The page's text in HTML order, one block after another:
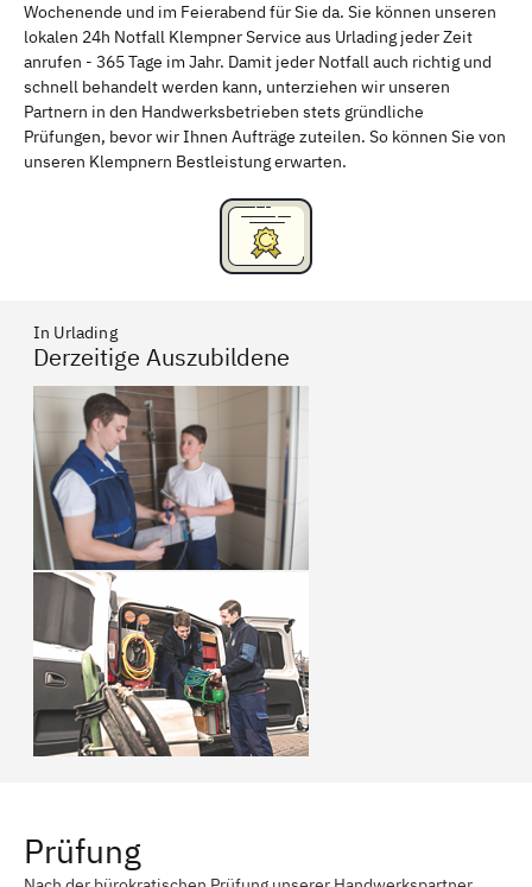
Schweinfurt Passau
Freising Rudelsdorf, Mittelfranken
Wochenende und im Feierabend für Sie da. Sie können unseren
lokalen 24h Notfall Klempner Service aus Urlading jeder Zeit
anrufen - 365 Tage im Jahr. Damit jeder Notfall auch richtig und
schnell behandelt werden kann, unterziehen wir unseren
Partnern in den Handwerksbetrieben stets gründliche
Prüfungen, bevor wir Ihnen Aufträge zuteilen. So können Sie von
unseren Klempnern Bestleistung erwarten.
In Urlading
Derzeitige Auszubildene
Prüfung